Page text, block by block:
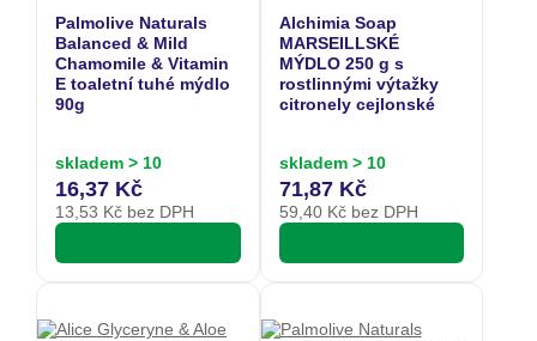
Palmolive Naturals
Balanced & Mild
Chamomile & Vitamin
E toaletní tuhé mýdlo
90g
skladem > 10
16,37 Kč
13,53 Kč bez DPH
Alchimia Soap
MARSEILLSKÉ
MÝDLO 250 g s
rostlinnými výtažky
citronely cejlonské
skladem > 10
71,87 Kč
59,40Kč bez DPH